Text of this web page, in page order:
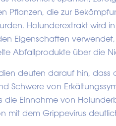
Pflanzen, die zur
Holunderextrakt wird
Eigenschaften
Abfallprodukte über die
deuten darauf hin,
Schwere von
die Einnahme von
mit dem Grippevirus